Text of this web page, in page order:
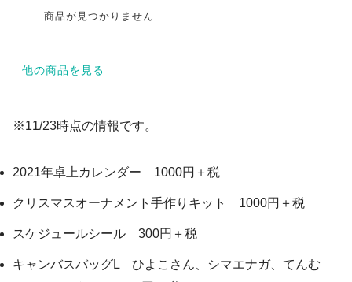
※11/23時点の情報です。
2021年卓上カレンダー 1000円＋税
クリスマスオーナメント手作りキット 1000円＋税
スケジュールシール 300円＋税
キャンバスバッグL ひよこさん、シマエナガ、てんむ